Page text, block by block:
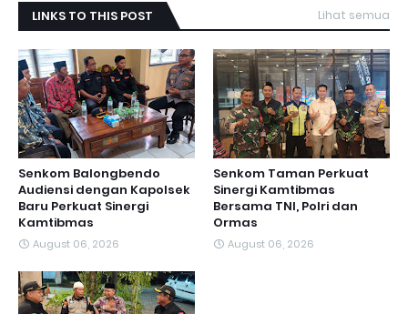
LINKS TO THIS POST Lihat semua
Senkom Balongbendo
Audiensi dengan Kapolsek
Baru Perkuat Sinergi
Kamtibmas
August 06, 2026
Senkom Taman Perkuat
Sinergi Kamtibmas
Bersama TNI, Polri dan
Ormas
August 06, 2026